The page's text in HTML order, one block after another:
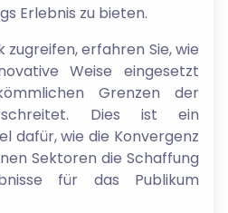
Erlebnis zu bieten.
zugreifen, erfahren Sie, wie
Weise eingesetzt
Grenzen der
Dies ist ein
dafür, wie die Konvergenz
Sektoren die Schaffung
für das Publikum